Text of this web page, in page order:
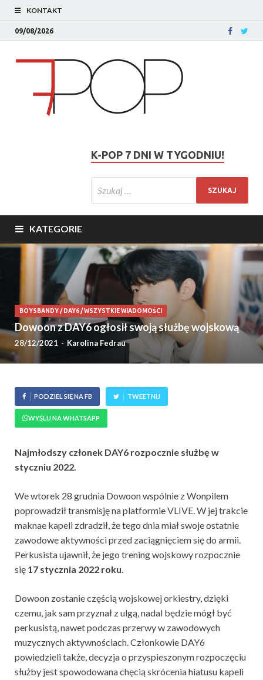
KONTAKT
09/08/2026
K-POP 7 DNI W TYGODNIU!
KATEGORIE
BOYSBANDY/ DAY6/WSZYSTKIE WIADOMOŚCI
Dowoon z DAY6 ogłosił swoją służbę wojskową
28/12/2021 - Karolina Fedrau
PODZIEL SIĘ NA FB TWEETNIJ
WYŚLIJ NA WHATSAPP
Najmłodszy członek DAY6 rozpocznie służbę w
styczniu 2022.
We wtorek 28 grudnia Dowoon wspólnie z Wonpilem
poprowadził transmisję na platformie VLIVE. W jej trakcie
maknae kapeli zdradził, że tego dnia miał swoje ostatnie
zawodowe aktywności przed zaciągnięciem się do armii.
Perkusista ujawnił, że jego trening wojskowy rozpocznie
się 17 stycznia 2022 roku.
Dowoon zostanie częścią wojskowej orkiestry, dzięki
czemu, jak sam przyznał z ulgą, nadal będzie mógł być
perkusistą, nawet podczas przerwy w zawodowych
muzycznych aktywnościach. Członkowie DAY6
powiedzieli także, decyzja o przyspieszonym rozpoczęciu
służby jest spowodowana chęcią skrócenia hiatusu kapeli